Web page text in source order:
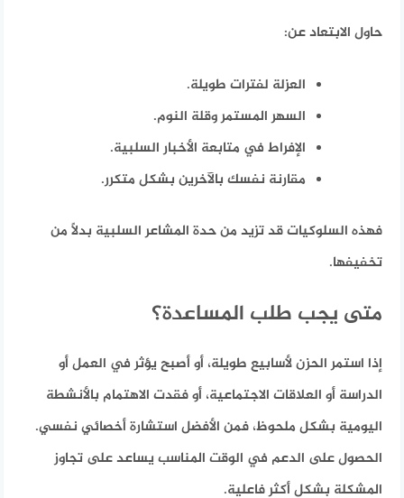
حاول الابتعاد عن:
العزلة لفترات طويلة.
السهر المستمر وقلة النوم.
الإفراط في متابعة الأخبار السلبية.
مقارنة نفسك بالآخرين بشكل متكرر.
فهذه السلوكيات قد تزيد من حدة المشاعر السلبية بدلاً من
تخفيفها.
متى يجب طلب المساعدة؟
إذا استمر الحزن لأسابيع طويلة، أو أصبح يؤثر في العمل أو
الدراسة أو العلاقات الاجتماعية، أو فقدت الاهتمام بالأنشطة
اليومية بشكل ملحوظ، فمن الأفضل استشارة أخصائي نفسي.
الحصول على الدعم في الوقت المناسب يساعد على تجاوز
المشكلة بشكل أكثر فاعلية.